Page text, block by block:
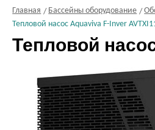
Главная Бассейны оборудование
Тепловой насос Aquaviva F-Inver
Тепловой